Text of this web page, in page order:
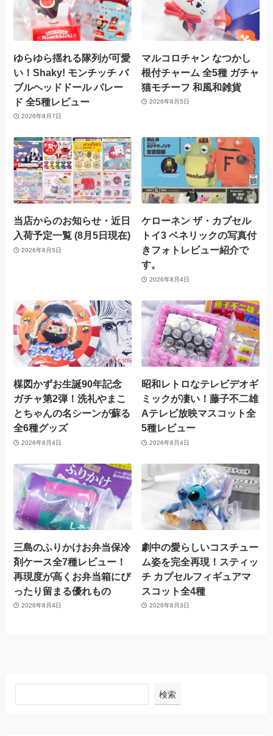
ゆらゆら揺れる隊列が可愛
い！Shaky! モンチッチ バ
ブルヘッドドール パレー
ド 全5種レビュー
2026年8月7日
マルコロチャン なつかし
根付チャーム 全5種 ガチャ
猫モチーフ 和風和雑貨
2026年8月5日
当店からのお知らせ・近日
入荷予定一覧 (8月5日現在)
2026年8月5日
ケローネン ザ・カプセル
トイ3 ベネリックの写真付
きフォトレビュー紹介で
す。
2026年8月4日
楳図かずお生誕90年記念
ガチャ第2弾！洗礼やまこ
とちゃんの名シーンが蘇る
全6種グッズ
2026年8月4日
昭和レトロなテレビデオギ
ミックが凄い！藤子不二雄
Aテレビ放映マスコット全
5種レビュー
2026年8月4日
三島のふりかけお弁当保冷
剤ケース全7種レビュー！
再現度が高くお弁当箱にぴ
ったり留まる優れもの
2026年8月4日
劇中の愛らしいコスチュー
ム姿を完全再現！スティッ
チ カプセルフィギュアマ
スコット全4種
2026年8月3日
検索